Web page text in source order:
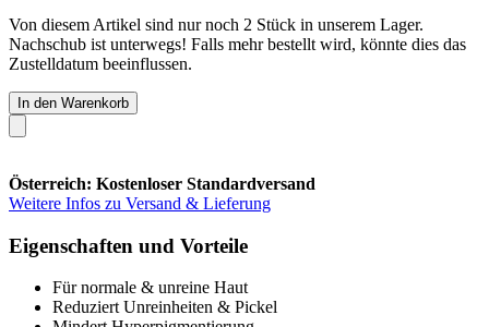
Von diesem Artikel sind nur noch 2 Stück in unserem Lager.
Nachschub ist unterwegs! Falls mehr bestellt wird, könnte dies das
Zustelldatum beeinflussen.
In den Warenkorb
Österreich: Kostenloser Standardversand
Weitere Infos zu Versand & Lieferung
Eigenschaften und Vorteile
Für normale & unreine Haut
Reduziert Unreinheiten & Pickel